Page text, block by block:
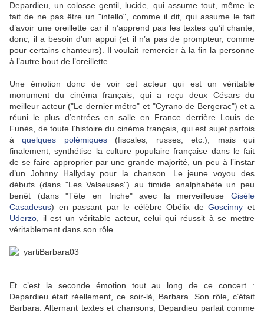
Depardieu, un colosse gentil, lucide, qui assume tout, même le
fait de ne pas être un "intello", comme il dit, qui assume le fait
d’avoir une oreillette car il n’apprend pas les textes qu’il chante,
donc, il a besoin d’un appui (et il n’a pas de prompteur, comme
pour certains chanteurs). Il voulait remercier à la fin la personne
à l’autre bout de l’oreillette.
Une émotion donc de voir cet acteur qui est un véritable
monument du cinéma français, qui a reçu deux Césars du
meilleur acteur ("Le dernier métro" et "Cyrano de Bergerac") et a
réuni le plus d’entrées en salle en France derrière Louis de
Funès, de toute l’histoire du cinéma français, qui est sujet parfois
àquelques polémiques(fiscales, russes, etc.), mais qui
finalement, synthétise la culture populaire française dans le fait
de se faire approprier par une grande majorité, un peu à l’instar
d’un Johnny Hallyday pour la chanson. Le jeune voyou des
débuts (dans "Les Valseuses") au timide analphabète un peu
benêt (dans "Tête en friche" avec la merveilleuse Gisèle
Casadesus) en passant par le célèbre Obélix deGoscinny et
Uderzo , il est un véritable acteur, celui qui réussit à se mettre
véritablement dans son rôle.
Et c’est la seconde émotion tout au long de ce concert :
Depardieu était réellement, ce soir-là, Barbara. Son rôle, c’était
Barbara. Alternant textes et chansons, Depardieu parlait comme